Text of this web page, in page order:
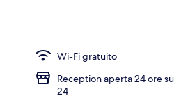
Wi-Fi gratuito
Reception aperta 24 ore su
24